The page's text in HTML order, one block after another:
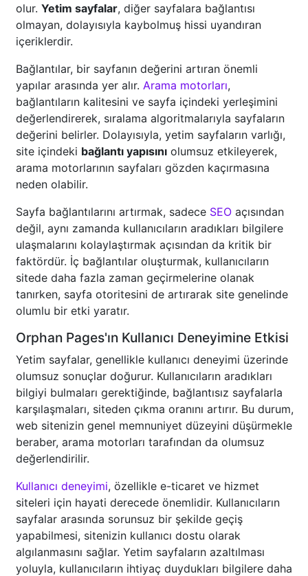
olur. Yetim sayfalar, diğer sayfalara bağlantısı
olmayan, dolayısıyla kaybolmuş hissi uyandıran
içeriklerdir.
Bağlantılar, bir sayfanın değerini artıran önemli
yapılar arasında yer alır. Arama motorları,
bağlantıların kalitesini ve sayfa içindeki yerleşimini
değerlendirerek, sıralama algoritmalarıyla sayfaların
değerini belirler. Dolayısıyla, yetim sayfaların varlığı,
site içindeki bağlantı yapısını olumsuz etkileyerek,
arama motorlarının sayfaları gözden kaçırmasına
neden olabilir.
Sayfa bağlantılarını artırmak, sadece SEO açısından
değil, aynı zamanda kullanıcıların aradıkları bilgilere
ulaşmalarını kolaylaştırmak açısından da kritik bir
faktördür. İç bağlantılar oluşturmak, kullanıcıların
sitede daha fazla zaman geçirmelerine olanak
tanırken, sayfa otoritesini de artırarak site genelinde
olumlu bir etki yaratır.
Orphan Pages'ın Kullanıcı Deneyimine Etkisi
Yetim sayfalar, genellikle kullanıcı deneyimi üzerinde
olumsuz sonuçlar doğurur. Kullanıcıların aradıkları
bilgiyi bulmaları gerektiğinde, bağlantısız sayfalarla
karşılaşmaları, siteden çıkma oranını artırır. Bu durum,
web sitenizin genel memnuniyet düzeyini düşürmekle
beraber, arama motorları tarafından da olumsuz
değerlendirilir.
Kullanıcı deneyimi, özellikle e-ticaret ve hizmet
siteleri için hayati derecede önemlidir. Kullanıcıların
sayfalar arasında sorunsuz bir şekilde geçiş
yapabilmesi, sitenizin kullanıcı dostu olarak
algılanmasını sağlar. Yetim sayfaların azaltılması
yoluyla, kullanıcıların ihtiyaç duydukları bilgilere daha